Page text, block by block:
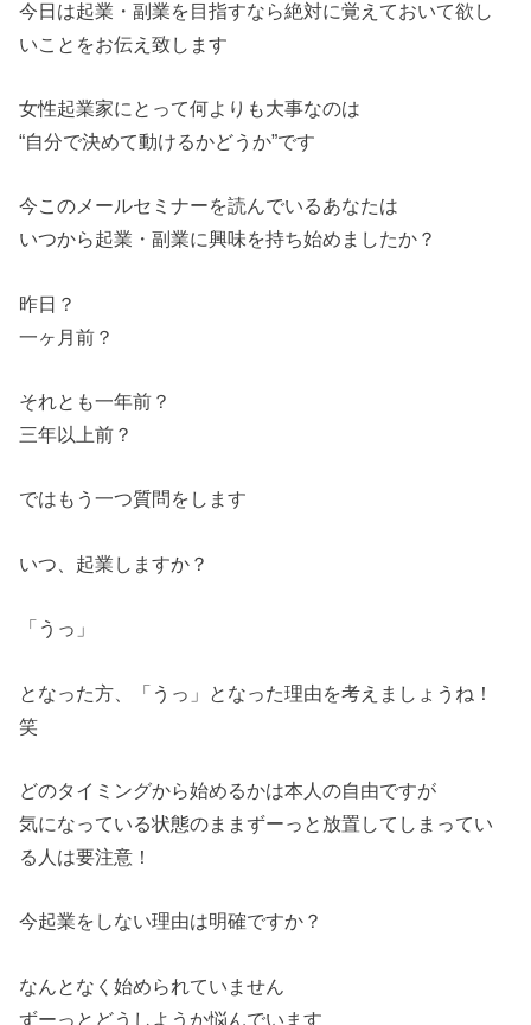
今日は起業・副業を目指すなら絶対に覚えておいて欲し
いことをお伝え致します
女性起業家にとって何よりも大事なのは
“自分で決めて動けるかどうか”です
今このメールセミナーを読んでいるあなたは
いつから起業・副業に興味を持ち始めましたか？
昨日？
一ヶ月前？
それとも一年前？
三年以上前？
ではもう一つ質問をします
いつ、起業しますか？
「うっ」
となった方、「うっ」となった理由を考えましょうね！
笑
どのタイミングから始めるかは本人の自由ですが
気になっている状態のままずーっと放置してしまってい
る人は要注意！
今起業をしない理由は明確ですか？
なんとなく始められていません
ずーっとどうしようか悩んでいます